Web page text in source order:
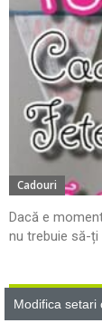
Cadouri
Dacă e
nu trebuie să-ți
Resurse
Modifica setari